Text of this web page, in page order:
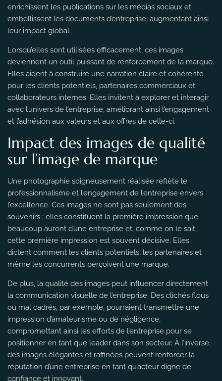
enrichissent les publications sur les médias sociaux et
embellissent les documents d’entreprise, augmentant ainsi
leur impact global.
Lorsqu’elles sont utilisées efficacement, ces images
deviennent un outil puissant de renforcement de la marque.
Elles aident à construire une narration claire et cohérente
pour les clients potentiels, partenaires commerciaux et
collaborateurs internes. Elles invitent à explorer et interagir
avec l’univers de l’entreprise, améliorant ainsi l’engagement
et l’adhésion aux valeurs et aux offres de celle-ci.
Impact des images de qualité
sur l’image de marque
Une photographie soigneusement réalisée reflète le
professionnalisme et l’engagement de l’entreprise envers
l’excellence. Ces images ne sont pas seulement des
souvenirs ; elles constituent la première impression que
beaucoup auront d’une entreprise et, comme on le sait,
cette première impression est souvent décisive. Elles
dictent comment les clients potentiels, les partenaires et
même les concurrents perçoivent une marque.
De plus, la qualité des images peut influencer directement
la communication visuelle de l’entreprise. Des clichés flous
ou mal cadrés, par exemple, pourraient transmettre une
impression d’amateurisme ou de négligence,
compromettant ainsi les efforts de l’entreprise pour se
positionner en tant que leader dans son secteur. À l’inverse,
des images élégantes et raffinées peuvent renforcer la
réputation d’une entreprise en tant qu’acteur digne de
confiance et innovant.